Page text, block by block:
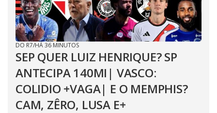
DO R7/HÁ 36 MINUTOS
SEP QUER LUIZ HENRIQUE? SP
ANTECIPA 140MI| VASCO:
COLIDIO +VAGA| E O MEMPHIS?
CAM, ZÊRO, LUSA E+